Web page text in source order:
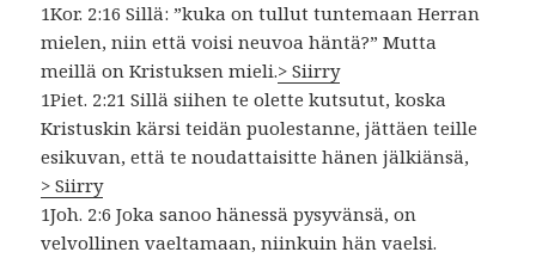
1Kor. 2:16 Sillä: ”kuka on tullut tuntemaan Herran
mielen, niin että voisi neuvoa häntä?” Mutta
meillä on Kristuksen mieli.> Siirry
1Piet. 2:21 Sillä siihen te olette kutsutut, koska
Kristuskin kärsi teidän puolestanne, jättäen teille
esikuvan, että te noudattaisitte hänen jälkiänsä,
> Siirry
1Joh. 2:6 Joka sanoo hänessä pysyvänsä, on
velvollinen vaeltamaan, niinkuin hän vaelsi.